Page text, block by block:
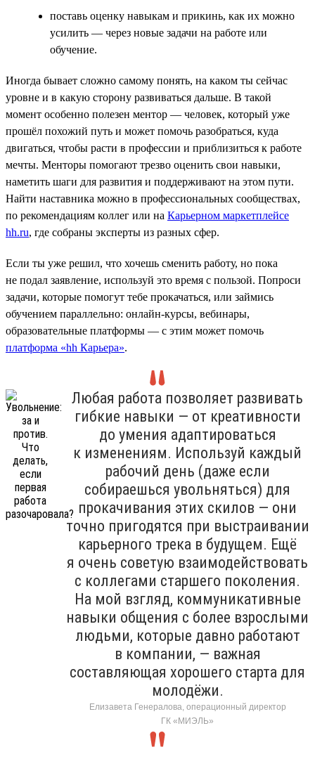
поставь оценку навыкам и прикинь, как их можно
усилить — через новые задачи на работе или
обучение.
Иногда бывает сложно самому понять, на каком ты сейчас
уровне и в какую сторону развиваться дальше. В такой
момент особенно полезен ментор — человек, который уже
прошёл похожий путь и может помочь разобраться, куда
двигаться, чтобы расти в профессии и приблизиться к работе
мечты. Менторы помогают трезво оценить свои навыки,
наметить шаги для развития и поддерживают на этом пути.
Найти наставника можно в профессиональных сообществах,
по рекомендациям коллег или на Карьерном маркетплейсе
hh.ru, где собраны эксперты из разных сфер.
Если ты уже решил, что хочешь сменить работу, но пока
не подал заявление, используй это время с пользой. Попроси
задачи, которые помогут тебе прокачаться, или займись
обучением параллельно: онлайн-курсы, вебинары,
образовательные платформы — с этим может помочь
платформа «hh Карьера».
Любая работа позволяет развивать
гибкие навыки — от креативности
до умения адаптироваться
к изменениям. Используй каждый
рабочий день (даже если
собираешься увольняться) для
прокачивания этих скилов — они
точно пригодятся при выстраивании
карьерного трека в будущем. Ещё
я очень советую взаимодействовать
с коллегами старшего поколения.
На мой взгляд, коммуникативные
навыки общения с более взрослыми
людьми, которые давно работают
в компании, — важная
составляющая хорошего старта для
молодёжи.
Елизавета Генералова, операционный директор
ГК «МИЭЛЬ»